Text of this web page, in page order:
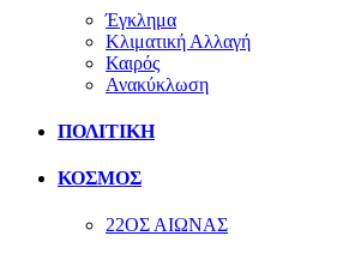
Έγκλημα
Κλιματική Αλλαγή
Καιρός
Ανακύκλωση
ΠΟΛΙΤΙΚΗ
ΚΟΣΜΟΣ
22ΟΣ ΑΙΩΝΑΣ